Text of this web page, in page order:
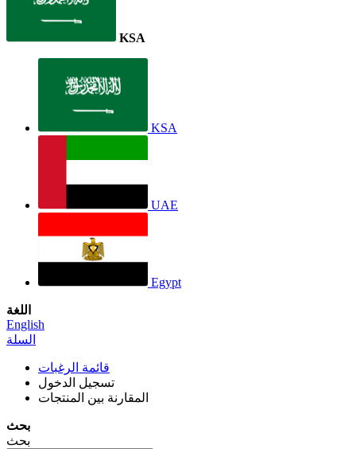
KSA
KSA
UAE
Egypt
اللغة
English
السلة
قائمة الرغبات
تسجيل الدخول
المقارنة بين المنتجات
بحث
بحث